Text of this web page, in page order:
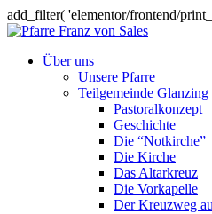
add_filter( 'elementor/frontend/
Über uns
Unsere Pfarre
Teilgemeinde Glanzing
Pastoralkonzept
Geschichte
Die “Notkirche”
Die Kirche
Das Altarkreuz
Die Vorkapelle
Der Kreuzweg